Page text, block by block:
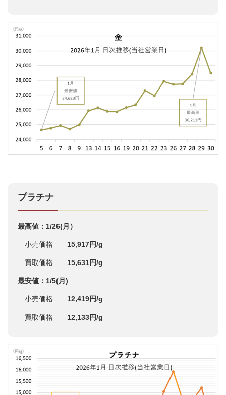
プラチナ
最高値：1/26(月）
小売価格 15,917円/g
買取価格 15,631円/g
最安値：1/5(月)
小売価格 12,419円/g
買取価格 12,133円/g